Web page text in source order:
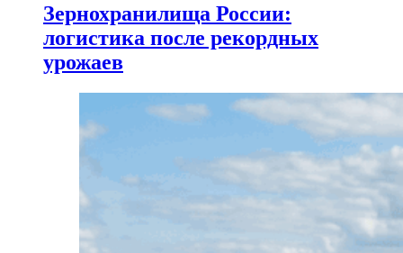
Зернохранилища России:
логистика после рекордных
урожаев